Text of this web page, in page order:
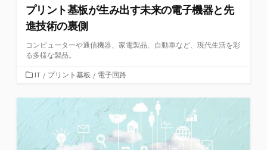
プリント基板が生み出す未来の電子機器と先
進技術の裏側
コンピューターや通信機器、家電製品、自動車など、現代生活を彩
る多様な製品。
カ
ゴ
IT / プリント基板 / 電子回路